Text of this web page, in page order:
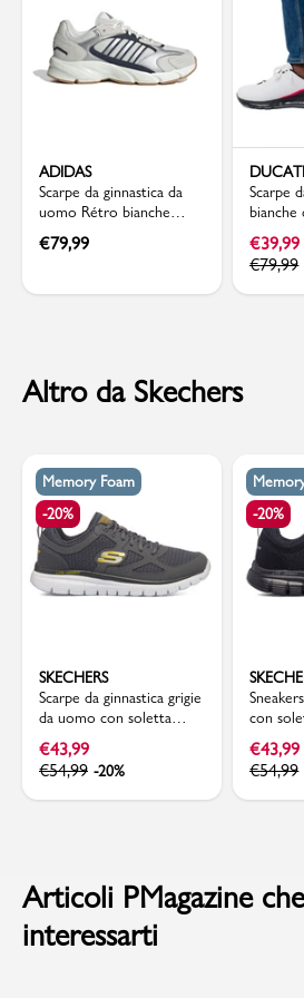
ADIDAS
Scarpe da ginnastica da
uomo Rétro bianche
grigie con dettagli blu
adidas Crazychaos 2000
€79,99
DUCATI
Scarpe
dettagli
Ducati
€39,99
€79,99
Altro da Skechers
Memory Foam
-20%
SKECHERS
Scarpe da ginnastica grigie
da uomo con soletta
Memory Foam Skechers
Burns - Agoura
€43,99
€54,99 -20%
-20%
con
Foam
€43,99
€54,99
Articoli PMagazine
interessarti